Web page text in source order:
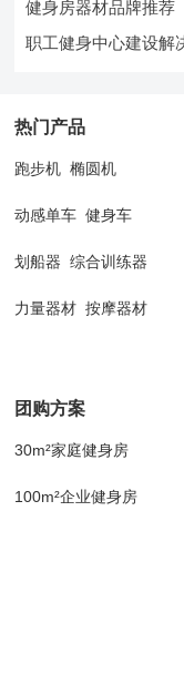
健身房器材品牌推荐
职工健身中心建设解
热门产品
跑步机 椭圆机
动感单车 健身车
划船器 综合训练器
力量器材 按摩器材
团购方案
30m²家庭健身房
100m²企业健身房